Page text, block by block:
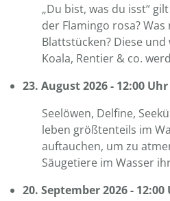
„Du bist, was du isst“
der Flamingo rosa?
Blattstücken? Diese
Koala, Rentier & co.
23. August 2026 - 12:00
Seelöwen, Delfine,
leben größtenteils im
auftauchen, um zu
Säugetiere im Wasser
20. September 2026 -